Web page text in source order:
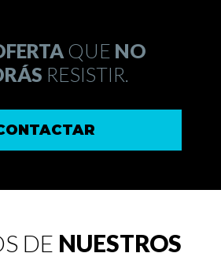
QUE NO
RESISTIR.
DE NUESTROS